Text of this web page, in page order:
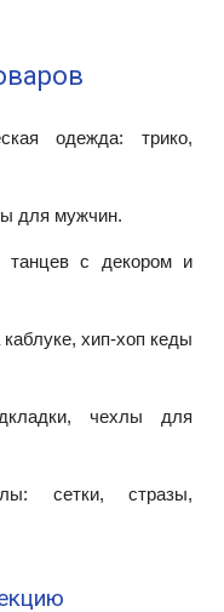
одежда: трико,
для мужчин.
танцев с декором и
хип-хоп кеды
чехлы для
сетки, стразы,